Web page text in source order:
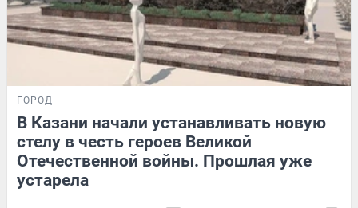
ГОРОД
В Казани начали устанавливать новую
стелу в честь героев Великой
Отечественной войны. Прошлая уже
устарела